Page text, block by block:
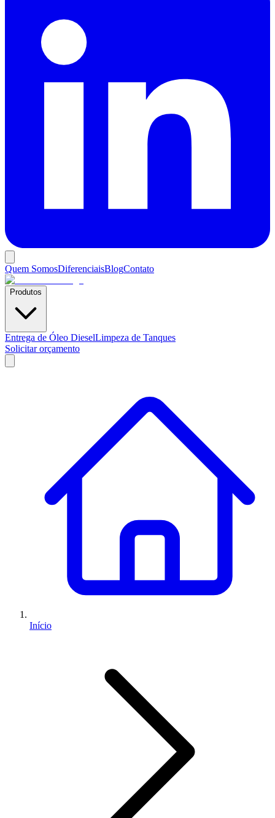
Quem SomosDiferenciaisBlogContato
Produtos
Entrega de Óleo DieselLimpeza de Tanques
Solicitar orçamento
Início